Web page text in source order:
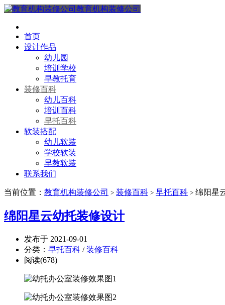
教育机构装修公司
首页
设计作品
幼儿园
培训学校
早教托育
装修百科
幼儿百科
培训百科
早托百科
软装搭配
幼儿软装
学校软装
早教软装
联系我们
当前位置： 教育机构装修公司 > 装修百科 > 早托百科 > 绵阳星
绵阳星云幼托装修设计
发布于 2021-09-01
分类： 早托百科 /装修百科
阅读(678)